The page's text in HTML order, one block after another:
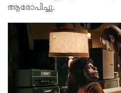
ആരോപിച്ചു.